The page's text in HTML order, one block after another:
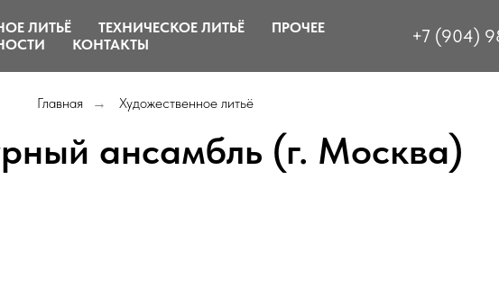
ЛИТЬЁ ТЕХНИЧЕСКОЕ ЛИТЬЁ
ПРОЧЕЕ
КОНТАКТЫ +7 (904)
Главная → Художественное литьё
ансамбль (г. Москва)